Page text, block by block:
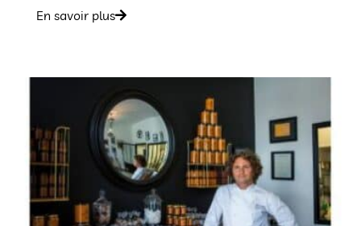
En savoir plus